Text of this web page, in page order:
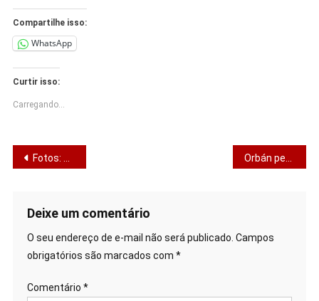
Compartilhe isso:
WhatsApp
Curtir isso:
Carregando...
Navegação
Post
Fotos: créditos nas imagens
Deixe um comentário
O seu endereço de e-mail não será publicado. Campos
obrigatórios são marcados com *
Comentário *